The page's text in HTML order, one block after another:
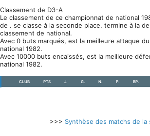
Classement de D3-A
Le classement de ce championnat de national
de . se classe à la seconde place. termine à la
classement de national.
Avec 0 buts marqués, est la meilleure attaque
national 1982.
Avec 10000 buts encaissés, est la meilleure
national 1982.
CLUB PTS J. G. N. P. BP.
>>> Synthèse des matchs de la